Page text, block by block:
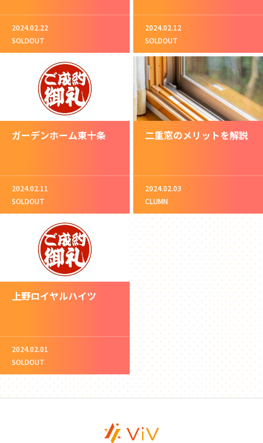
2024.02.22
SOLDOUT
2024.02.12
SOLDOUT
ガーデンホーム東十条
2024.02.11
SOLDOUT
二重窓のメリットを解説
2024.02.03
CLUMN
上野ロイヤルハイツ
2024.02.01
SOLDOUT